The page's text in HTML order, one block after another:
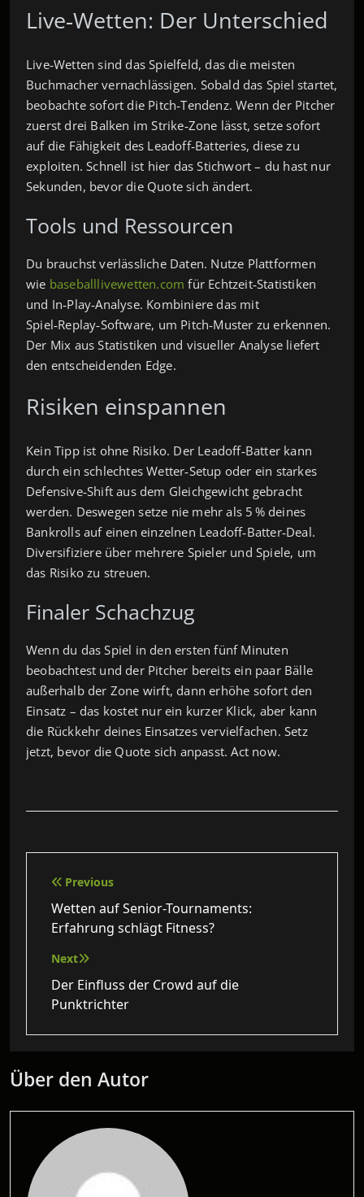
Live‑Wetten: Der Unterschied
Live‑Wetten sind das Spielfeld, das die meisten
Buchmacher vernachlässigen. Sobald das Spiel startet,
beobachte sofort die Pitch‑Tendenz. Wenn der Pitcher
zuerst drei Balken im Strike‑Zone lässt, setze sofort
auf die Fähigkeit des Leadoff‑Batteries, diese zu
exploiten. Schnell ist hier das Stichwort – du hast nur
Sekunden, bevor die Quote sich ändert.
Tools und Ressourcen
Du brauchst verlässliche Daten. Nutze Plattformen
wie baseballlivewetten.com für Echtzeit‑Statistiken
und In‑Play‑Analyse. Kombiniere das mit
Spiel‑Replay‑Software, um Pitch‑Muster zu erkennen.
Der Mix aus Statistiken und visueller Analyse liefert
den entscheidenden Edge.
Risiken einspannen
Kein Tipp ist ohne Risiko. Der Leadoff‑Batter kann
durch ein schlechtes Wetter‑Setup oder ein starkes
Defensive‑Shift aus dem Gleichgewicht gebracht
werden. Deswegen setze nie mehr als 5 % deines
Bankrolls auf einen einzelnen Leadoff‑Batter‑Deal.
Diversifiziere über mehrere Spieler und Spiele, um
das Risiko zu streuen.
Finaler Schachzug
Wenn du das Spiel in den ersten fünf Minuten
beobachtest und der Pitcher bereits ein paar Bälle
außerhalb der Zone wirft, dann erhöhe sofort den
Einsatz – das kostet nur ein kurzer Klick, aber kann
die Rückkehr deines Einsatzes vervielfachen. Setz
jetzt, bevor die Quote sich anpasst. Act now.
Beitragsnavigation
Previous
Wetten auf Senior-Tournaments:
Erfahrung schlägt Fitness?
Next
Der Einfluss der Crowd auf die
Punktrichter
Über den Autor